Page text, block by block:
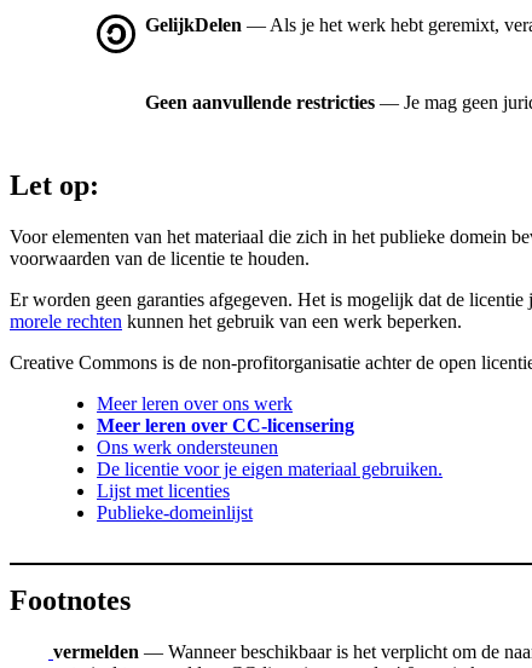
GelijkDelen — Als je het werk hebt geremixt,
Geen aanvullende restricties — Je mag geen
Let op:
Voor elementen van het materiaal die zich in het publieke domein
voorwaarden van de licentie te houden.
Er worden geen garanties afgegeven. Het is mogelijk dat de
morele rechten kunnen het gebruik van een werk beperken.
Creative Commons is de non-profitorganisatie achter de open
Meer leren over ons werk
Meer leren over CC-licensering
Ons werk ondersteunen
De licentie voor je eigen materiaal gebruiken.
Lijst met licenties
Publieke-domeinlijst
Footnotes
vermelden — Wanneer beschikbaar is het verplicht om de